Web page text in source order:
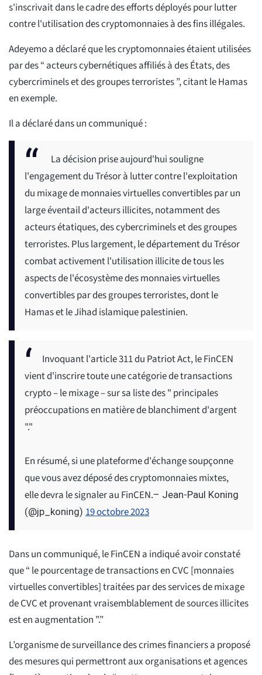
s'inscrivait dans le cadre des efforts déployés pour lutter
contre l'utilisation des cryptomonnaies à des fins illégales.
Adeyemo a déclaré que les cryptomonnaies étaient utilisées
par des “ acteurs cybernétiques affiliés à des États, des
cybercriminels et des groupes terroristes ”, citant le Hamas
en exemple.
Il a déclaré dans un communiqué :
La décision prise aujourd'hui souligne
l'engagement du Trésor à lutter contre l'exploitation
du mixage de monnaies virtuelles convertibles par un
large éventail d'acteurs illicites, notamment des
acteurs étatiques, des cybercriminels et des groupes
terroristes. Plus largement, le département du Trésor
combat activement l'utilisation illicite de tous les
aspects de l'écosystème des monnaies virtuelles
convertibles par des groupes terroristes, dont le
Hamas et le Jihad islamique palestinien.
Invoquant l'article 311 du Patriot Act, le FinCEN
vient d'inscrire toute une catégorie de transactions
crypto – le mixage – sur sa liste des " principales
préoccupations en matière de blanchiment d'argent
"."
En résumé, si une plateforme d'échange soupçonne
que vous avez déposé des cryptomonnaies mixtes,
elle devra le signaler au FinCEN.– Jean-Paul Koning
(@jp_koning) 19 octobre 2023
Dans un communiqué, le FinCEN a indiqué avoir constaté
que “ le pourcentage de transactions en CVC [monnaies
virtuelles convertibles] traitées par des services de mixage
de CVC et provenant vraisemblablement de sources illicites
est en augmentation ”.”
L’organisme de surveillance des crimes financiers a proposé
des mesures qui permettront aux organisations et agences